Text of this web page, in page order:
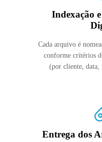
Indexação
Cada arquivo é
conforme critérios
(por cliente, data,
Entrega dos